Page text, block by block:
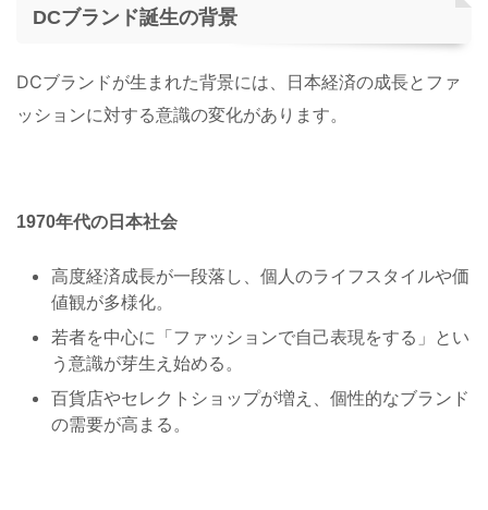
DCブランド誕生の背景
DCブランドが生まれた背景には、日本経済の成長とファ
ッションに対する意識の変化があります。
1970年代の日本社会
高度経済成長が一段落し、個人のライフスタイルや価
値観が多様化。
若者を中心に「ファッションで自己表現をする」とい
う意識が芽生え始める。
百貨店やセレクトショップが増え、個性的なブランド
の需要が高まる。